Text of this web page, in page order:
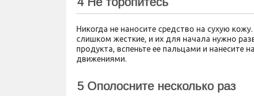
Никогда не наносите средство на сухую
слишком жесткие, и их для начала нужно
продукта, вспеньте ее пальцами и нанесите
движениями.
5 Ополосните несколько раз